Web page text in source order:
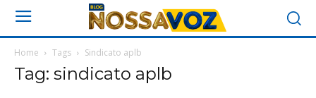
Home Tags Sindicato aplb
Tag: sindicato aplb